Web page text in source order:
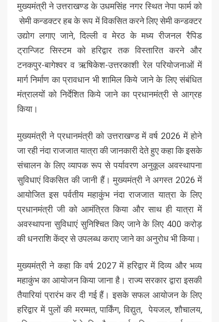
मुख्यमंत्री ने उत्तराखण्ड के उधमसिंह नगर स्थित नेपा फार्म को
सेमी कन्डक्टर हब के रूप में विकसित करने लिए सेमी कन्डक्टर
उद्योग लगाए जाने, दिल्ली व मेरठ के मध्य रीजनल रैपिड
ट्रान्जिट सिस्टम को हरिद्वार तक विस्तारित करने और
टनकपुर-बागेश्वर व ऋषिकेश-उत्तरकाशी रेल परियोजनाओं में
मार्ग निर्माण का प्रावधान भी शामिल किये जाने के लिए संबंधित
मंत्रालयों को निर्देशित किये जाने का प्रधानमंत्री से आग्रह
किया।
मुख्यमंत्री ने प्रधानमंत्री को उत्तराखण्ड में वर्ष 2026 में होने
जा रही नंदा राजजात यात्रा की जानकारी देते हुए कहा कि इसके
संचालन के लिए व्यापक रूप से पर्यावरण अनुकूल अवस्थापना
सुविधाएं विकसित की जानी हैं। मुख्यमंत्री ने अगस्त 2026 में
आयोजित इस पर्वतीय महाकुंभ नंदा राजजात यात्रा के लिए
प्रधानमंत्री जी को आमंत्रित किया और साथ ही यात्रा में
अवस्थापना सुविधाएं सुनिश्चित किए जाने के लिए 400 करोड़
की धनराशि केंद्र से उपलब्ध कराए जाने का अनुरोध भी किया।
मुख्यमंत्री ने कहा कि वर्ष 2027 में हरिद्वार में दिव्य और भव्य
महाकुंभ का आयोजन किया जाना है। राज्य सरकार द्वारा इसकी
तैयारियां प्रारंभ कर दी गई हैं। इसके सफल आयोजन के लिए
हरिद्वार में पुलों की मरम्मत, पार्किंग, विद्युत, पेयजल, शौचालय,